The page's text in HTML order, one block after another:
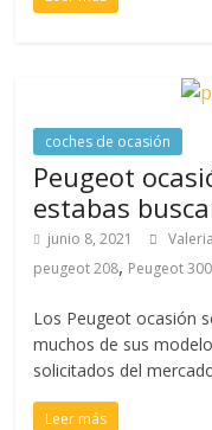
coches de ocasión
Peugeot
estabas
junio 8, 2021
peugeot 208, Peugeot
Los Peugeot ocasión
muchos de sus
solicitados del
Leer más